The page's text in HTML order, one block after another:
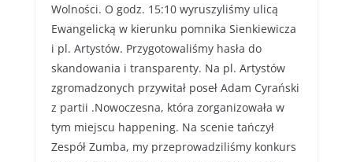
Wolności. O godz. 15:10 wyruszyliśmy ulicą
Ewangelicką w kierunku pomnika Sienkiewicza
i pl. Artystów. Przygotowaliśmy hasła do
skandowania i transparenty. Na pl. Artystów
zgromadzonych przywitał poseł Adam Cyrański
z partii .Nowoczesna, która zorganizowała w
tym miejscu happening. Na scenie tańczył
Zespół Zumba, my przeprowadziliśmy konkurs